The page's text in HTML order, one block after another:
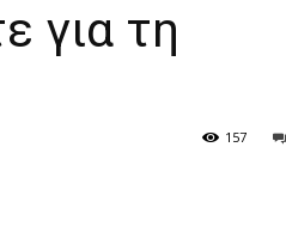
για τη
157